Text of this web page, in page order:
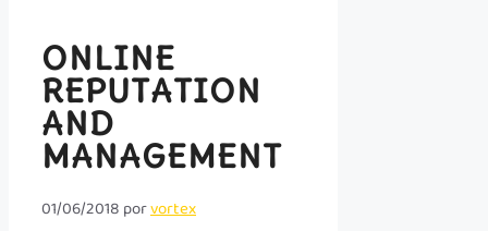
ONLINE
REPUTATION
AND
MANAGEMENT
01/06/2018 porvortex